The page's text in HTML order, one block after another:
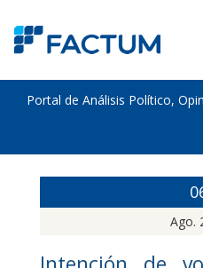
Portal de Análisis Político,
Ago.